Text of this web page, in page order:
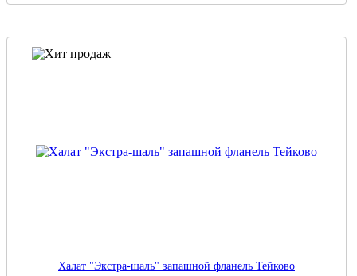
Халат "Экстра-шаль" запашной фланель Тейково